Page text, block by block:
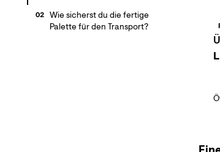
02 Wie sicherst du die fertige
Palette für den Transport?